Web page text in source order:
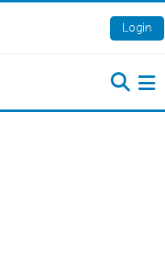
Login